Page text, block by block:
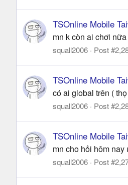
TSOnline Mobile
mn k còn ai chơi
squall2006 Post
TSOnline Mobile
có ai global trên (
squall2006 Post
TSOnline Mobile
mn cho hỏi hôm
squall2006 Post